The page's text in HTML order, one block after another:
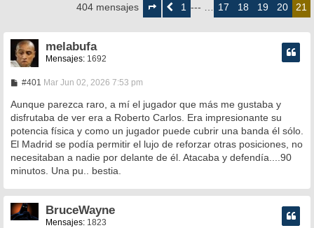
404 mensajes
deAnterior1 --- … 17 18 19 20 21
melabufa
Mensajes: 1692
#401 M
n
a
j
e
Mar Jun 02, 2026 7:53 pm
Aunque parezca raro, a mí el jugador que más me gustaba y
disfrutaba de ver era a Roberto Carlos. Era impresionante su
potencia física y como un jugador puede cubrir una banda él sólo.
El Madrid se podía permitir el lujo de reforzar otras posiciones, no
necesitaban a nadie por delante de él. Atacaba y defendía....90
minutos. Una pu.. bestia.
BruceWayne
Mensajes: 1823